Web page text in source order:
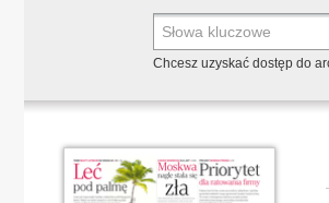
Chcesz uzyskać dostęp do